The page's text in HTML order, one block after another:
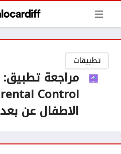
تطبيقات
الاطفال عن بعد